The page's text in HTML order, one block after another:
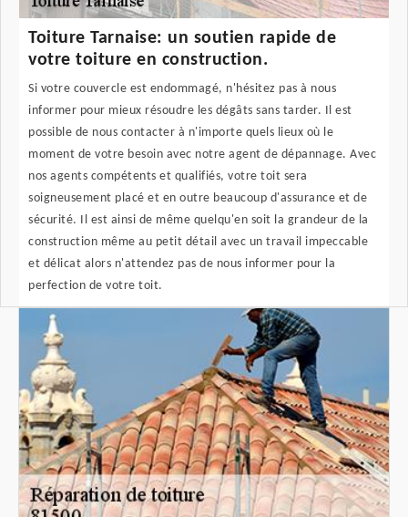
Toiture Tarnaise: un soutien rapide de
votre toiture en construction.
Si votre couvercle est endommagé, n'hésitez pas à nous
informer pour mieux résoudre les dégâts sans tarder. Il est
possible de nous contacter à n'importe quels lieux où le
moment de votre besoin avec notre agent de dépannage. Avec
nos agents compétents et qualifiés, votre toit sera
soigneusement placé et en outre beaucoup d'assurance et de
sécurité. Il est ainsi de même quelqu'en soit la grandeur de la
construction même au petit détail avec un travail impeccable
et délicat alors n'attendez pas de nous informer pour la
perfection de votre toit.